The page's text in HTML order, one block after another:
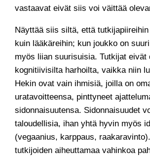
vastaavat eivät siis voi väittää
Näyttää siis siltä, että
kuin lääkäreihin; kun joukko on
myös liian suurisuisia. Tutkijat eivät
kognitiivisilta harhoilta, vaikka niin
Hekin ovat vain ihmisiä, joilla on
uratavoitteensa, pinttyneet
sidonnaisuutensa. Sidonnaisuudet
taloudellisia, ihan yhtä hyvin myös
(vegaanius, karppaus,
tutkijoiden aiheuttamaa vahinkoa